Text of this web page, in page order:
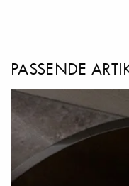
PASSENDE